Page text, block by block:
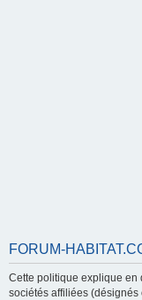
FORUM-
Cette politique explique en
sociétés affiliées (désignés